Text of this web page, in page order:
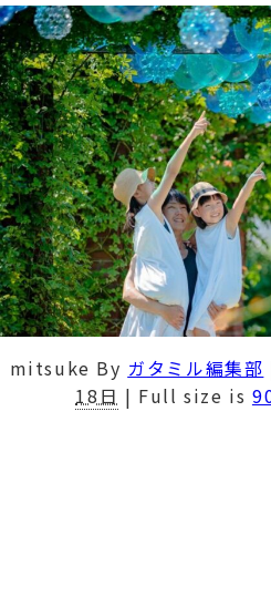
mitsuke By ガタミル編集部
18日 | Full size is